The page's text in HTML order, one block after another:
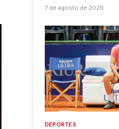
7 de agosto de 2026
DEPORTES